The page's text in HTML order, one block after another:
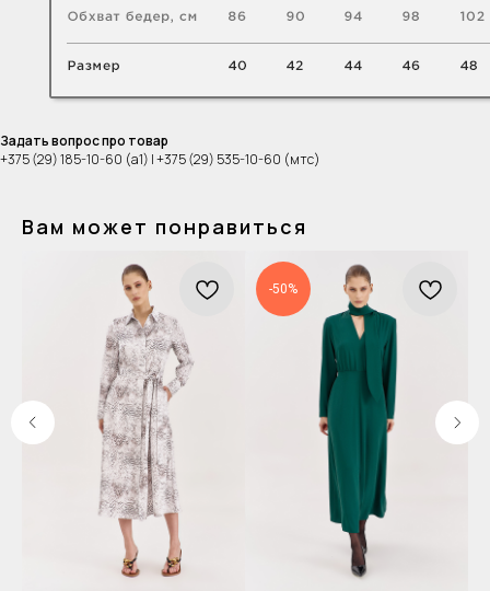
Задать вопрос про товар
+375 (29) 185-10-60 (а1) | +375 (29) 535-10-60 (мтс)
Вам может понравиться
-50%